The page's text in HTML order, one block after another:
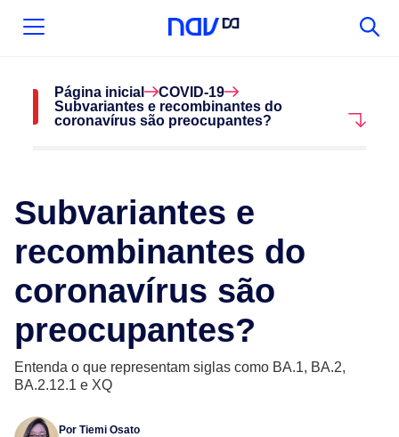
Página inicial
COVID-19
Subvariantes e recombinantes do
coronavírus são preocupantes?
Subvariantes e
recombinantes do
coronavírus são
preocupantes?
Entenda o que representam siglas como BA.1, BA.2,
BA.2.12.1 e XQ
Por Tiemi Osato